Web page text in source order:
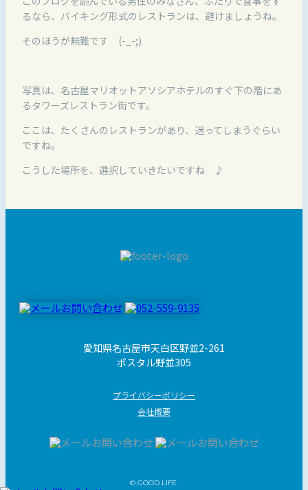
るなら、バイキング形式のレストランは、避けましょうね。
そのほうが無難です (-_-;)
写真は、名古屋マリオットアソシアホテルのすぐ下の階にあ
るタワーズレストラン街です。
ここは、たくさんのレストランがあり、迷ってしまうぐらい
ですね。
こうした場所を、選択していきたいですね ♪
愛知県名古屋市天白区野並2-261
ポスタル野並305
プライバシーポリシー
会社概要
© GOOD LIFE.